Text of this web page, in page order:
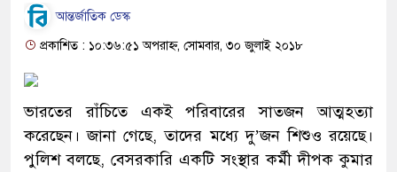
আন্তর্জাতিক ডেস্ক
প্রকাশিত : ১০:৩৬:৫১ অপরাহ্ন, সোমবার, ৩০ জুলাই ২০১৮
ভারতের রাঁচিতে একই পরিবারের সাতজন আত্মহত্যা
করেছেন। জানা গেছে, তাদের মধ্যে দু’জন শিশুও রয়েছে।
পুলিশ বলছে, বেসরকারি একটি সংস্থার কর্মী দীপক কুমার